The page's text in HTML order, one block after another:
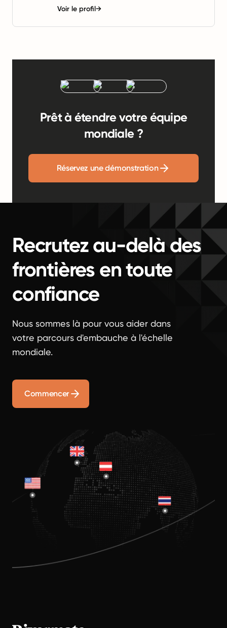
Voir le profil→
Prêt à étendre votre équipe
mondiale ?
Réservez une démonstration
Recrutez au-delà des
frontières en toute
confiance
Nous sommes là pour vous aider dans
votre parcours d'embauche à l'échelle
mondiale.
Commencer